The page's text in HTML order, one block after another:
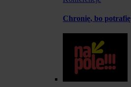
Chronię, bo potrafię